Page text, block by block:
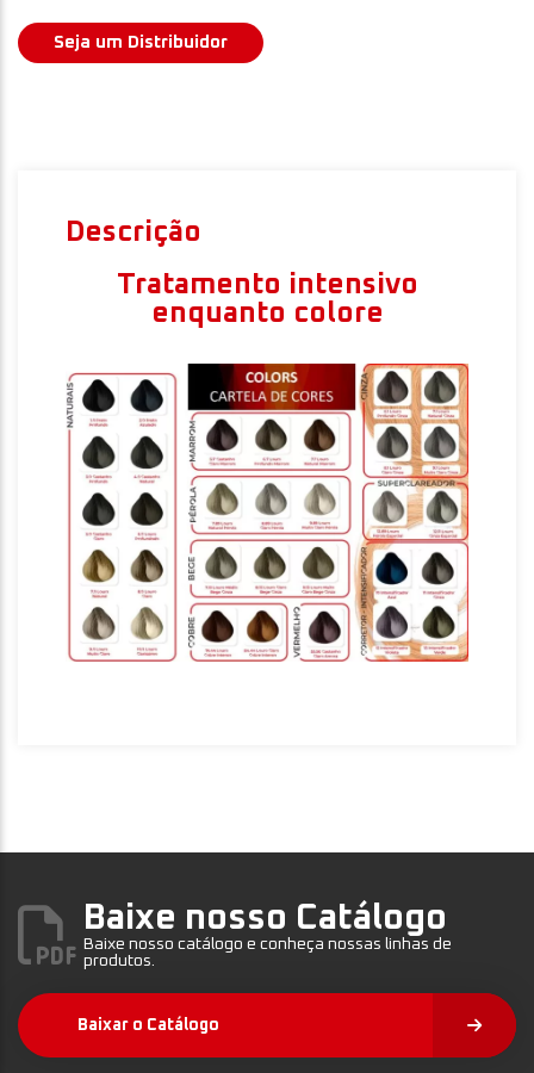
Seja um Distribuidor
Descrição
Tratamento intensivo
enquanto colore
Baixe nosso Catálogo
Baixe nosso catálogo e conheça nossas linhas de
produtos.
Baixar o Catálogo